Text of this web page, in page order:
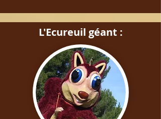
L'Ecureuil géant :